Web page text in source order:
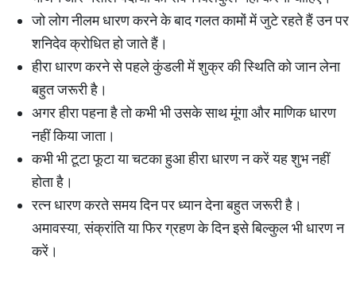
जो लोग नीलम धारण करने के बाद गलत कामों में जुटे रहते हैं उन पर
शनिदेव क्रोधित हो जाते हैं।
हीरा धारण करने से पहले कुंडली में शुक्र की स्थिति को जान लेना
बहुत जरूरी है।
अगर हीरा पहना है तो कभी भी उसके साथ मूंगा और माणिक धारण
नहीं किया जाता।
कभी भी टूटा फूटा या चटका हुआ हीरा धारण न करें यह शुभ नहीं
होता है।
रत्न धारण करते समय दिन पर ध्यान देना बहुत जरूरी है।
अमावस्या, संक्रांति या फिर ग्रहण के दिन इसे बिल्कुल भी धारण न
करें।